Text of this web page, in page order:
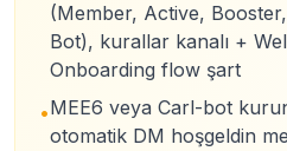
(Member, Active,
Bot), kurallar kanalı +
Onboarding flow şart
•MEE6 veya Carl-bot
otomatik DM hoşgeldin